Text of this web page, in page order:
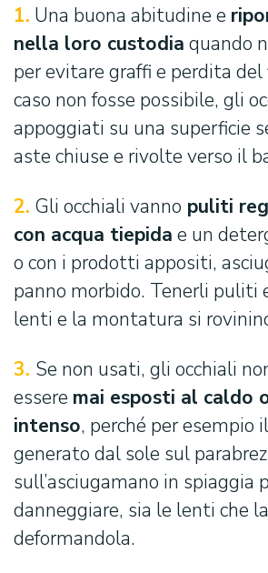
1. Una buona abitudine e
nella loro custodia quando
per evitare graffi e perdita
caso non fosse possibile, gli
appoggiati su una superficie
aste chiuse e rivolte verso il
2. Gli occhiali vanno puliti
con acqua tiepida e un
o con i prodotti appositi,
panno morbido. Tenerli puliti
lenti e la montatura si
3. Se non usati, gli occhiali
essere mai esposti al caldo
intenso, perché per esempio
generato dal sole sul
sull’asciugamano in spiaggia
danneggiare, sia le lenti che
deformandola.